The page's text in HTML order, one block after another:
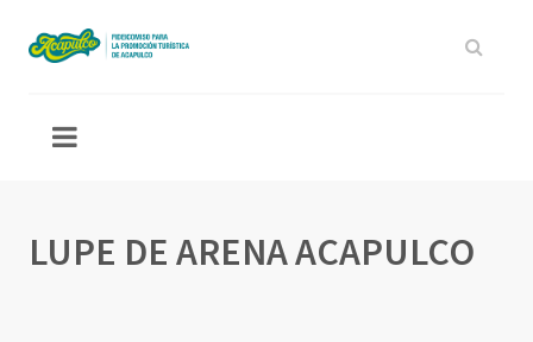
LUPE DE ARENA ACAPULCO